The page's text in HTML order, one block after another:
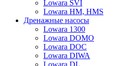
Lowara SVI
Lowara HM, HMS
Дренажные насосы
Lowara 1300
Lowara DOMO
Lowara DOC
Lowara DIWA